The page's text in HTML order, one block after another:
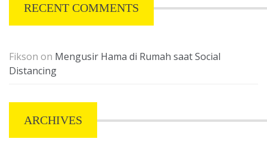
RECENT COMMENTS
Fikson on Mengusir Hama di Rumah saat Social
Distancing
ARCHIVES